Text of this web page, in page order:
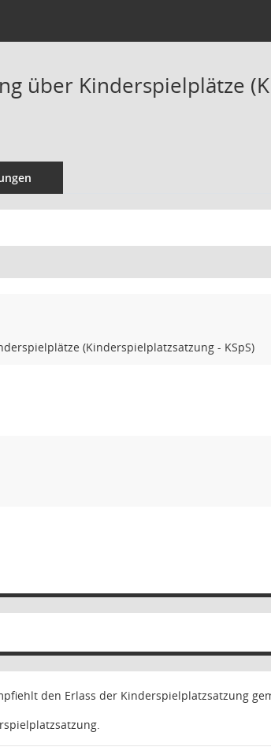
über Kinderspielplätze
(Kinderspielplatzsatzung - KSpS)
den Erlass der Kinderspielplatzsatzung